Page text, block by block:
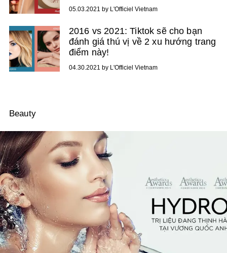
05.03.2021 by L'Officiel Vietnam
2016 vs 2021: Tiktok sẽ cho bạn
đánh giá thú vị về 2 xu hướng trang
điểm này!
04.30.2021 by L'Officiel Vietnam
Beauty